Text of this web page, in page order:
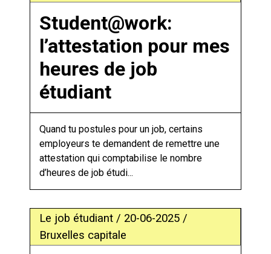
Student@work:
l’attestation pour mes
heures de job
étudiant
Quand tu postules pour un job, certains
employeurs te demandent de remettre une
attestation qui comptabilise le nombre
d’heures de job étudi...
Le job étudiant / 20-06-2025 /
Bruxelles capitale